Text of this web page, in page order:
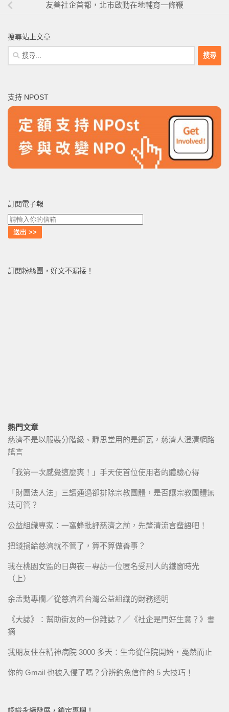
友善社企首都，北市啟動在地輔育一條鞭
搜尋站上文章
搜
尋
字:
支持 NPOST
訂閱電子報
訂閱粉絲團，好文不漏接！
熱門文章
慈濟不是以服裝分階級、靜思堂用的是銅瓦，慈濟人澄清網路
謠言
「我第一次感覺這麼爽！」手天使首位使用者的體驗心得
「財團法人法」三讀通過卻排除宗教團體，是否讓宗教團體無
法可管？
公益組織專家：一窩蜂批評慈濟之前，先釐清流言蜚語吧！
把錢捐給慈濟就不管了，算不算做善事？
我在桃園女監的日與夜－專訪一位匿名受刑人的鐵窗時光
（上）
余孟勳專欄／從慈濟看台灣公益組織的財務透明
《大誌》：幫助街友的一份雜誌？／《社企是門好生意？》書
摘
我朋友住在精神病院 3000 多天：生命從住院開始，戞然而止
你的 Gmail 也被入侵了嗎？分辨釣魚信件的 5 大技巧！